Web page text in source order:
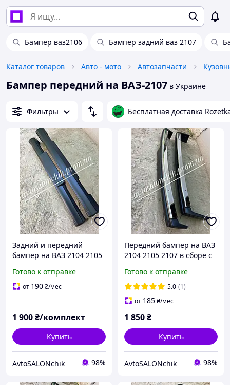
Бампер ваз2106 Бампер задний ваз 2107
Каталог товаров Авто - мото Автозапчасти
Бампер передний на ВАЗ-2107 в Украине
Фильтры Бесплатная доставка
Задний и передний
бампер на ВАЗ 2104 2105
Готово к отправке
от 190₴/мес
1 900₴/комплект
Купить
AvtoSALONchik 98%
Передний бампер на ВАЗ
2104 2105 2107 в сборе с
Готово к отправке
5.0 (1)
от 185₴/мес
1 850₴
Купить
AvtoSALONchik 98%